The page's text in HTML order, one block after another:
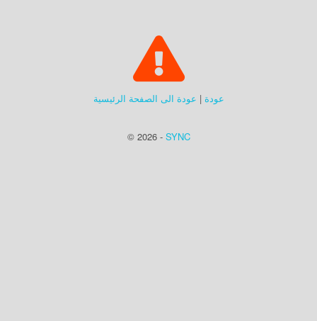
عودة | عودة الى الصفحة الرئيسية
© 2026 - SYNC